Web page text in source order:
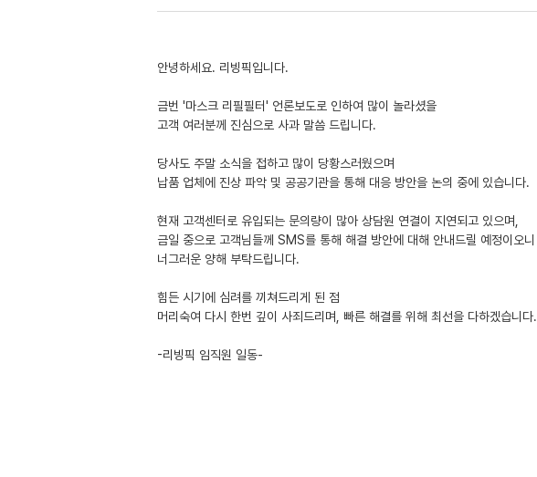
안녕하세요. 리빙픽입니다.
금번 '마스크 리필필터' 언론보도로 인하여 많이 놀라셨을
고객 여러분께 진심으로 사과 말씀 드립니다.
당사도 주말 소식을 접하고 많이 당황스러웠으며
납품 업체에 진상 파악 및 공공기관을 통해 대응 방안을 논의 중에 있습니다.
현재 고객센터로 유입되는 문의량이 많아 상담원 연결이 지연되고 있으며,
금일 중으로 고객님들께 SMS를 통해 해결 방안에 대해 안내드릴 예정이오니
너그러운 양해 부탁드립니다.
힘든 시기에 심려를 끼쳐드리게 된 점
머리숙여 다시 한번 깊이 사죄드리며, 빠른 해결를 위해 최선을 다하겠습니다.
-리빙픽 임직원 일동-